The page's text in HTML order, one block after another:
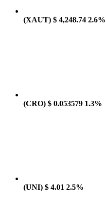
(XAUT) $ 4,248.74 2.6%
(CRO) $ 0.053579 1.3%
(UNI) $ 4.01 2.5%